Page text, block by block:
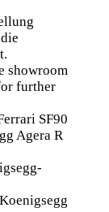
showroom
further
SF90
Agera R